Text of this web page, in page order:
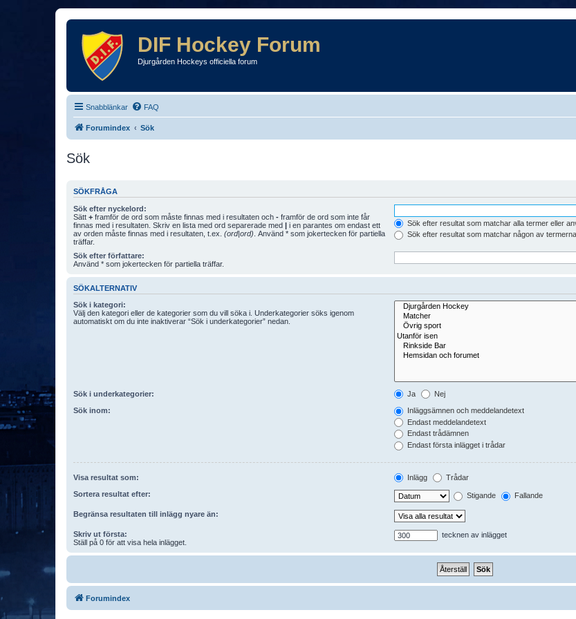
DIF Hockey Forum
Djurgården Hockeys officiella forum
Snabblänkar FAQ
Forumindex Sök
Sök
SÖKFRÅGA
Sök efter nyckelord:
Sätt + framför de ord som måste finnas med i resultaten och - framför de ord som inte får
finnas med i resultaten. Skriv en lista med ord separerade med | i en parantes om endast ett
av orden måste finnas med i resultaten, t.ex. (ord|ord) . Använd * som jokertecken för partiella
träffar.
Sök efter resultat som matchar alla termer eller
Sök efter resultat som matchar någon av termerna
Sök efter författare:
Använd * som jokertecken för partiella träffar.
SÖKALTERNATIV
Sök i kategori:
Välj den kategori eller de kategorier som du vill söka i. Underkategorier söks igenom
automatiskt om du inte inaktiverar “Sök i underkategorier” nedan.
Sök i underkategorier: Ja Nej
Sök inom:
Inläggsämnen och meddelandetext
Endast meddelandetext
Endast trådämnen
Endast första inlägget i trådar
Visa resultat som: Inlägg Trådar
Sortera resultat efter: Stigande Fallande
Begränsa resultaten till inlägg nyare än:
Skriv ut första:
Ställ på 0 för att visa hela inlägget.
tecknen av inlägget
Forumindex